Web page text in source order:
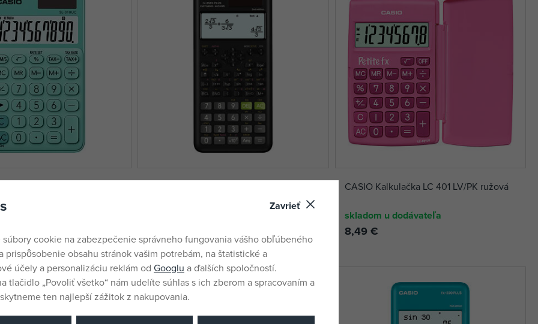
CASIO Kalkulačka LC 401 LV/PK ružová
skladom u dodávateľa
8,49 €
Zavrieť
súbory cookie na zabezpečenie správneho fungovania vášho obľúbeného
prispôsobenie obsahu stránok vašim potrebám, na štatistické a
účely a personalizáciu reklám od Googlu a ďalších spoločností.
tlačidlo „Povoliť všetko“ nám udelíte súhlas s ich zberom a spracovaním a
ten najlepší zážitok z nakupovania.